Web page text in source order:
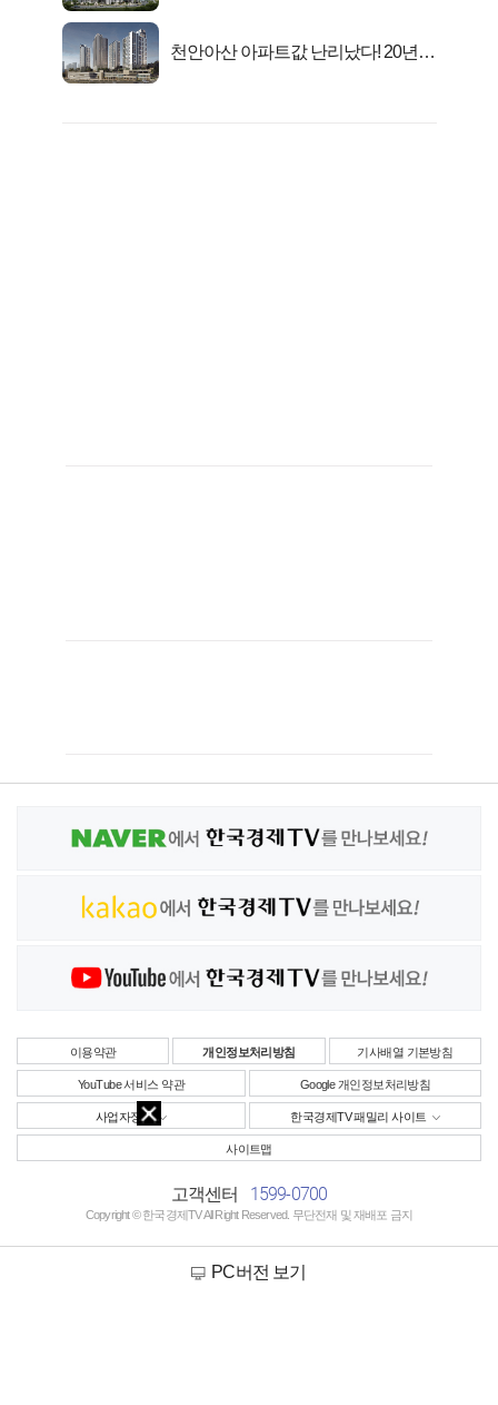
천안아산 아파트값 난리났다! 20년
이용약관 개인정보처리방침 기사배열 기본방침
YouTube 서비스 약관 Google 개인정보처리방침
사업자정보 한국경제TV 패밀리 사이트
사이트맵
고객센터 1599-0700
Copyright © 한국경제TV All Right Reserved. 무단전재 및 재배포 금지
PC버전 보기